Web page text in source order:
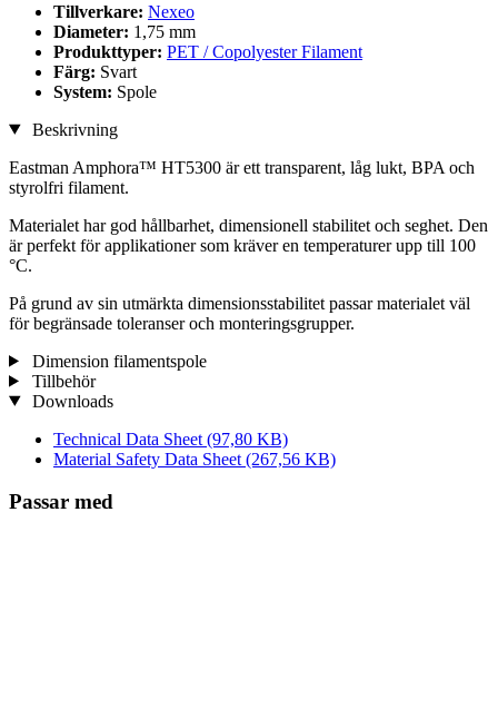
Tillverkare: Nexeo
Diameter: 1,75 mm
Produkttyper: PET / Copolyester Filament
Färg: Svart
System: Spole
Beskrivning
Eastman Amphora™ HT5300 är ett transparent, låg lukt, BPA och
styrolfri filament.
Materialet har god hållbarhet, dimensionell stabilitet och seghet. Den
är perfekt för applikationer som kräver en temperaturer upp till 100
°C.
På grund av sin utmärkta dimensionsstabilitet passar materialet väl
för begränsade toleranser och monteringsgrupper.
Dimension filamentspole
Tillbehör
Downloads
Technical Data Sheet (97,80 KB)
Material Safety Data Sheet (267,56 KB)
Passar med